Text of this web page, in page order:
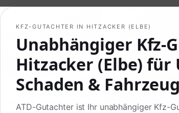
KFZ-GUTACHTER IN HITZACKER (ELBE)
Unabhängiger Kfz-
Hitzacker (Elbe) für
Schaden &
ATD-Gutachter ist Ihr unabhängiger Kfz-